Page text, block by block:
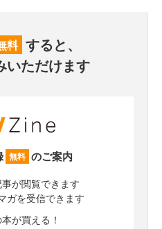
料 すると、
いただけます
無料 のご案内
事が閲覧できます
ガを受信できます
が買える！